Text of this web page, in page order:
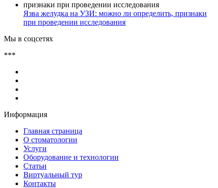
Язва желудка на УЗИ: можно ли определить, признаки
при проведении исследования
Мы в соцсетях
***
Информация
Главная страница
О стоматологии
Услуги
Оборудование и технологии
Статьи
Виртуальный тур
Контакты